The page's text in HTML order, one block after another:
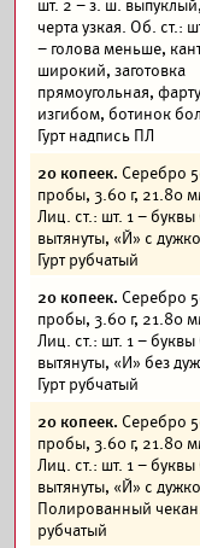
шт. 2 – з. ш. выпуклый,
черта узкая. Об. ст.:
– голова меньше,
широкий, заготовка
прямоугольная,
изгибом, ботинок
Гурт надпись ПЛ
20 копеек. Серебро
пробы, 3.60 г, 21.80
Лиц. ст.: шт. 1 –
вытянуты, «Й» с
Гурт рубчатый
20 копеек. Серебро
пробы, 3.60 г, 21.80
Лиц. ст.: шт. 1 –
вытянуты, «И» без
Гурт рубчатый
20 копеек. Серебро
пробы, 3.60 г, 21.80
Лиц. ст.: шт. 1 –
вытянуты, «Й» с
Полированный чекан.
рубчатый